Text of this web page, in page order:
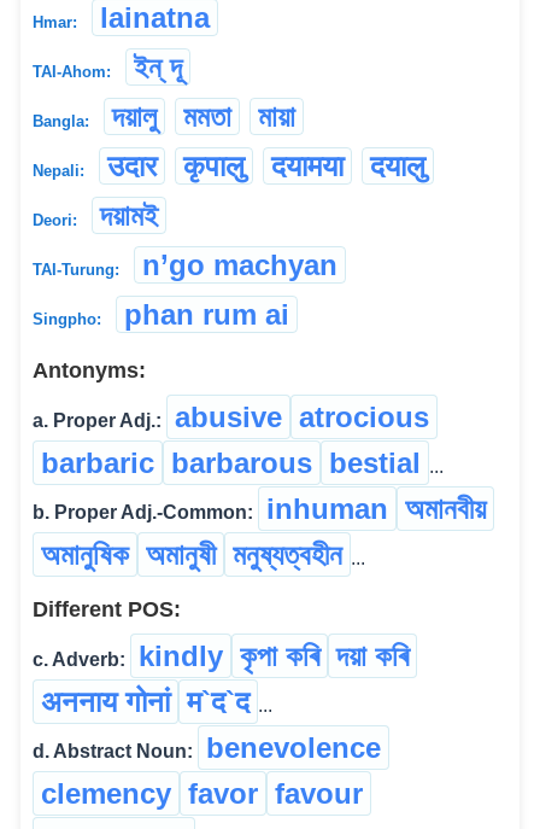
Hmar: lainatna
TAI-Ahom: ইন্ দূ
Bangla: দয়ালু মমতা মায়া
Nepali: उदार कृपालु दयामया दयालु
Deori: দয়ামই
TAI-Turung: n’go machyan
Singpho: phan rum ai
Antonyms:
a. Proper Adj.: abusive atrocious
barbaric barbarous bestial ...
b. Proper Adj.-Common: inhuman অমানবীয়
অমানুষিক অমানুষী মনুষ্যত্বহীন ...
Different POS:
c. Adverb: kindly কৃপা কৰি দয়া কৰি
अननाय गोनां म`द`द ...
d. Abstract Noun:
benevolence
clemency favor favour